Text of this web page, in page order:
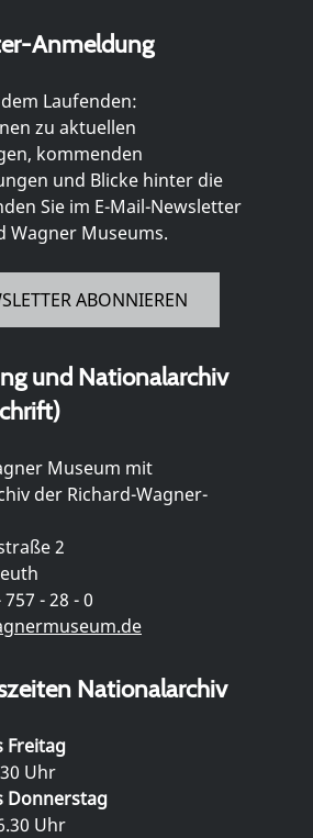
Anmeldung
Laufenden:
zu aktuellen
kommenden
und Blicke hinter die
Sie im E-Mail-Newsletter
Wagner Museums.
ABONNIEREN
und Nationalarchiv
Museum mit
der Richard-Wagner-
2
- 28 - 0
Nationalarchiv
Freitag
Uhr
Donnerstag
Uhr